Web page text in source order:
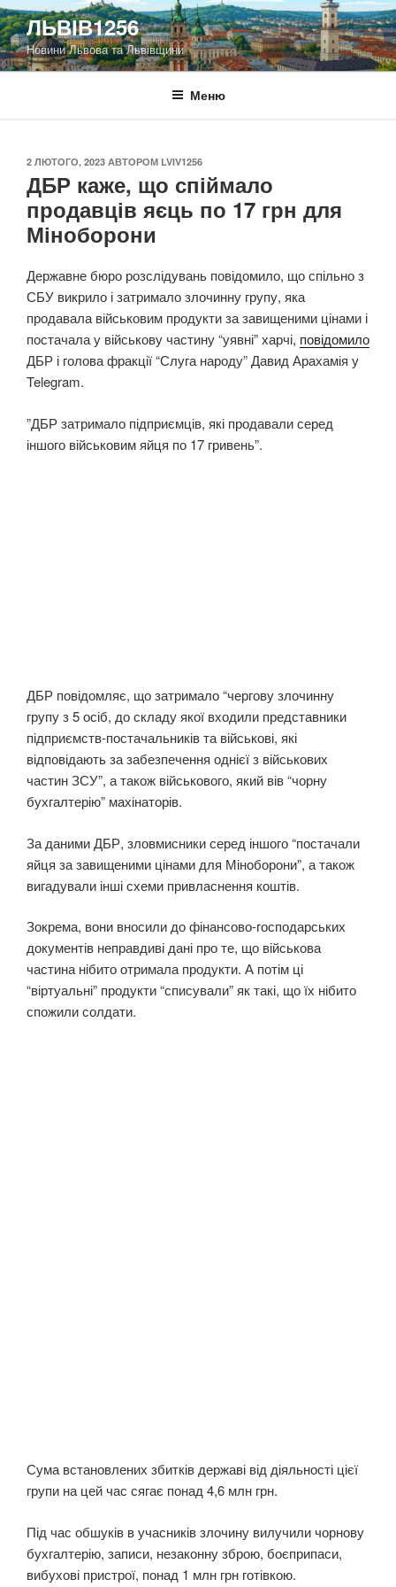
Перейти
до
вмісту
ЛЬВІВ1256
Новини Львова та Львівщини
Меню
ОПУБЛІКОВАНО
2 ЛЮТОГО, 2023 АВТОРОМ LVIV1256
ДБР каже, що спіймало
продавців яєць по 17 грн для
Міноборони
Державне бюро розслідувань повідомило, що спільно з
СБУ викрило і затримало злочинну групу, яка
продавала військовим продукти за завищеними цінами і
постачала у військову частину “уявні” харчі, повідомило
ДБР і голова фракції “Слуга народу” Давид Арахамія у
Telegram.
​”ДБР затримало підприємців, які продавали серед
іншого військовим яйця по 17 гривень”.
ДБР повідомляє, що затримало “чергову злочинну
групу з 5 осіб, до складу якої входили представники
підприємств-постачальників та військові, які
відповідають за забезпечення однієї з військових
частин ЗСУ”, а також військового, який вів “чорну
бухгалтерію” махінаторів.
За даними ДБР, зловмисники серед іншого “постачали
яйця за завищеними цінами для Міноборони”, а також
вигадували інші схеми привласнення коштів.
Зокрема, вони вносили до фінансово-господарських
документів неправдиві дані про те, що військова
частина нібито отримала продукти. А потім ці
“віртуальні” продукти “списували” як такі, що їх нібито
спожили солдати.
Сума встановлених збитків державі від діяльності цієї
групи на цей час сягає понад 4,6 млн грн.
Під час обшуків в учасників злочину вилучили чорнову
бухгалтерію, записи, незаконну зброю, боєприпаси,
вибухові пристрої, понад 1 млн грн готівкою.